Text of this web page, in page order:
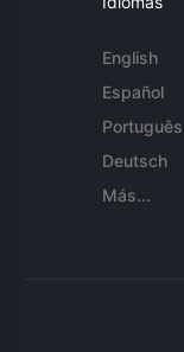
English
Español
Português
Deutsch
Más...